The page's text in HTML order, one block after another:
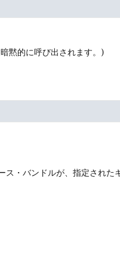
黙的に呼び出されます。)
ス・バンドルが、指定された